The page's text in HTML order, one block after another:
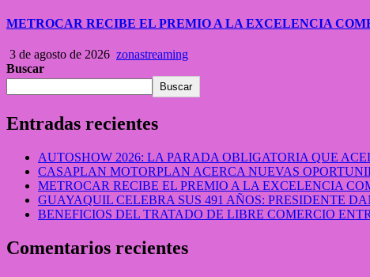
METROCAR RECIBE EL PREMIO A LA EXCELENCIA
3 de agosto de 2026 zonastreaming
Buscar
Buscar
Entradas recientes
AUTOSHOW 2026: LA PARADA OBLIGATORIA QUE
CASAPLAN MOTORPLAN ACERCA NUEVAS
METROCAR RECIBE EL PREMIO A LA EXCELENCIA
GUAYAQUIL CELEBRA SUS 491 AÑOS: PRESIDENTE
BENEFICIOS DEL TRATADO DE LIBRE COMERCIO
Comentarios recientes